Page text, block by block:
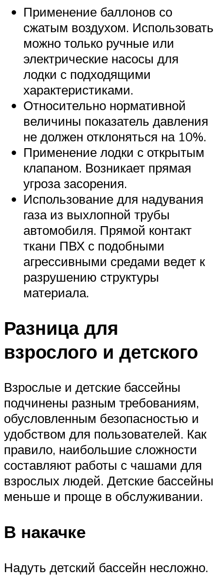
Применение баллонов со
сжатым воздухом. Использовать
можно только ручные или
электрические насосы для
лодки с подходящими
характеристиками.
Относительно нормативной
величины показатель давления
не должен отклоняться на 10%.
Применение лодки с открытым
клапаном. Возникает прямая
угроза засорения.
Использование для надувания
газа из выхлопной трубы
автомобиля. Прямой контакт
ткани ПВХ с подобными
агрессивными средами ведет к
разрушению структуры
материала.
Разница для
взрослого и детского
Взрослые и детские бассейны
подчинены разным требованиям,
обусловленным безопасностью и
удобством для пользователей. Как
правило, наибольшие сложности
составляют работы с чашами для
взрослых людей. Детские бассейны
меньше и проще в обслуживании.
В накачке
Надуть детский бассейн несложно.